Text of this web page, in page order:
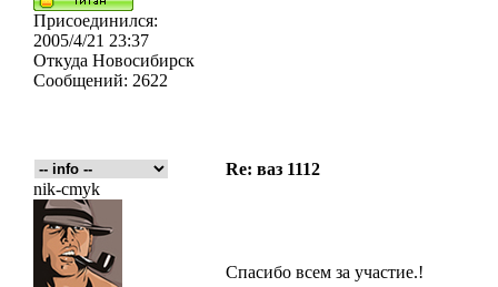
Присоединился:
2005/4/21 23:37
Откуда Новосибирск
Сообщений: 2622
Re: ваз 1112
nik-cmyk
Спасибо всем за участие.!